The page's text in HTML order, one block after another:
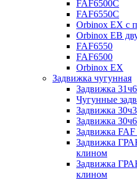
FAF6500C
FAF6550С
Orbinox EX с
Orbinox EB
FAF6550
FAF6500
Orbinox EX
Задвижка чугунная
Задвижка
Чугунные
Задвижка
Задвижка
Задвижка FAF
Задвижка
клином
Задвижка
клином